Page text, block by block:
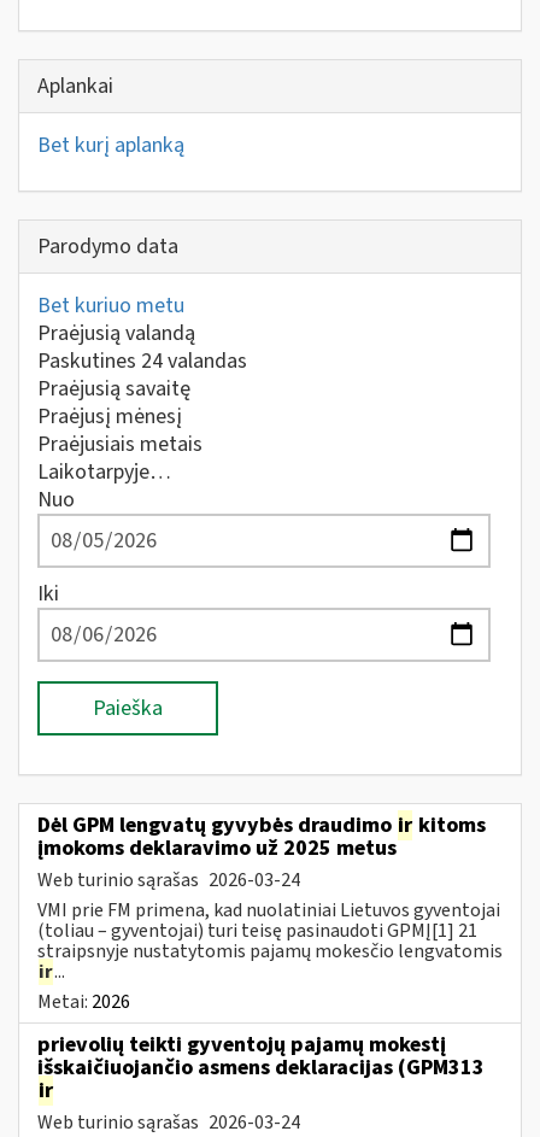
Aplankai
Bet kurį aplanką
Parodymo data
Bet kuriuo metu
Praėjusią valandą
Paskutines 24 valandas
Praėjusią savaitę
Praėjusį mėnesį
Praėjusiais metais
Laikotarpyje…
Nuo
Iki
Paieška
Dėl GPM lengvatų gyvybės draudimo ir kitoms
įmokoms deklaravimo už 2025 metus
Web turinio sąrašas 2026-03-24
VMI prie FM primena, kad nuolatiniai Lietuvos gyventojai
(toliau – gyventojai) turi teisę pasinaudoti GPMĮ[1] 21
straipsnyje nustatytomis pajamų mokesčio lengvatomis
ir...
Metai: 2026
prievolių teikti gyventojų pajamų mokestį
išskaičiuojančio asmens deklaracijas (GPM313
ir
Web turinio sąrašas 2026-03-24